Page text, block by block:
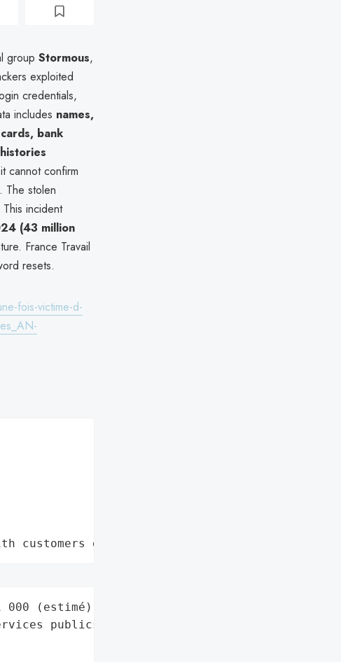
group Stormous,
exploited
credentials,
includes names,
bank
cannot confirm
The stolen
This incident
(43 million
France Travail
resets.
fois-victime-d-
customers data leaks"
(estimé)',
publics',